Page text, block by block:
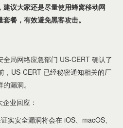
议大家还是尽量使用蜂窝移动网
餐，有效避免黑客攻击。
局网络应急部门 US-CERT 确认了
，US-CERT 已经秘密通知相关的厂
漏洞。
业回应：
实安全漏洞将会在 iOS、macOS、